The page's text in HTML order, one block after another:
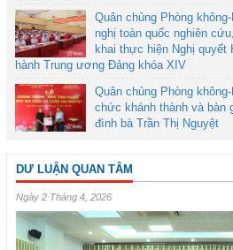
Quân chủng Phòng
nghị toàn quốc nghiên
khai thực hiện Nghị quyết
hành Trung ương Đảng khóa XIV
Quân chủng Phòng
chức khánh thành và bàn
đình bà Trần Thị Nguyệt
DƯ LUẬN QUAN TÂM
Ngày 2 Tháng 4, 2026